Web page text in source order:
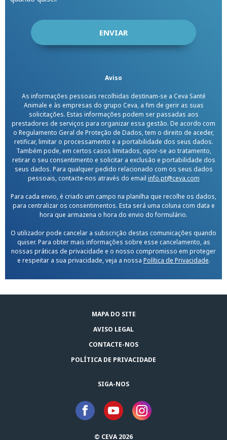
Aviso
As informações pessoais recolhidas destinam-se a Ceva Santé
Animale e às empresas do grupo Ceva, a fim de gerir as suas
solicitações. Estas informações podem ser passadas aos
prestadores de serviços para organizar essa gestão. De acordo com
o Regulamento Geral de Proteção de Dados, tem o direito de aceder,
retificar, limitar o processamento e a portabilidade dos seus dados.
Também pode, em certos casos limitados, opor-se ao tratamento,
retirar o seu consentimento e solicitar a exclusão e portabilidade dos
seus dados. Para qualquer pedido relacionado com os seus dados
pessoais, contacte-nos através do email info.pt@ceva.com
Para cada envio, é criado um campo na planilha que recolhe os dados,
para centralizar os consentimentos. Esta será uma coluna com data e
hora que armazena o hora do envio do formulário.
O utilizador pode cancelar a subscrição destas comunicações quando
quiser. Para obter mais informações sobre esse cancelamento, as
nossas práticas de privacidade e o nosso compromisso em proteger
e respeitar a sua privacidade, veja a nossa Política de Privacidade.
MAPA DO SITE
AVISO LEGAL
CONTACTE-NOS
POLÍTICA DE PRIVACIDADE
SIGA-NOS
© CEVA 2026